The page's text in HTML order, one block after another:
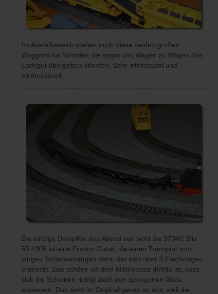
Im Abstellbereich stehen noch diese beiden großen
Waggons für Schotter, die sogar von Wagen zu Wagen das
Ladegut übergeben könnten. Sehr interessant und
eindrucksvoll.
Die einzige Dampflok des Abend war wohl die 37040. Die
50 4005 ist eine Franco Crosti, die einen Transport von
langen Schienesträngen zieht, der sich über 3 Flachwagen
erstreckt. Das schöne an dem Märklinsatz 45095 ist, dass
sich die Schienen richtig auch den gebogenen Gleis
anpassen. Das sieht im Original genau so aus, weil die